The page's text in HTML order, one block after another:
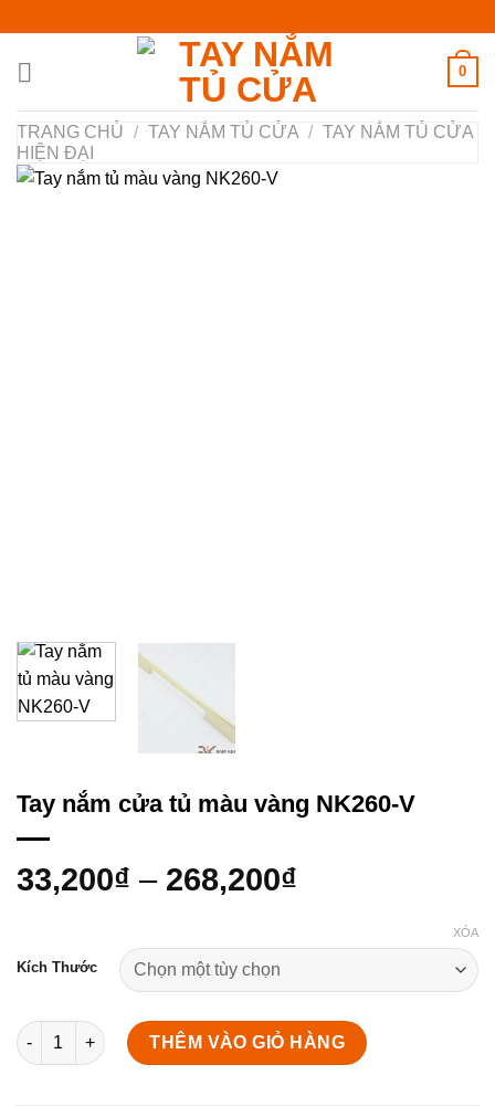
nội
0
TRANG CHỦ / TAY NẮM TỦ CỬA / TAY NẮM TỦ CỬA
HIỆN ĐẠI
Tay nắm cửa tủ màu vàng NK260-V
33,200₫ – 268,200₫
Kích Thước
XÓA
Tay nắm cửa tủ màu vàng NK260-V số lượng
THÊM VÀO GIỎ HÀNG